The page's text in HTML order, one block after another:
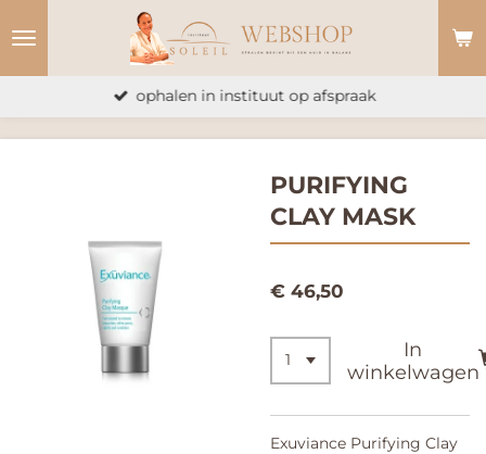
direct
hoofdinhoud
ophalen in instituut op afspraak
PURIFYING
CLAY MASK
€ 46,50
In
winkelwagen
Exuviance Purifying Clay